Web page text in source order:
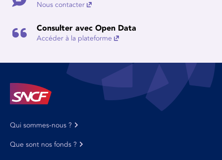
Nous contacter
Consulter avec Open Data
Accéder à la plateforme
Qui sommes-nous ?
Que sont nos fonds ?